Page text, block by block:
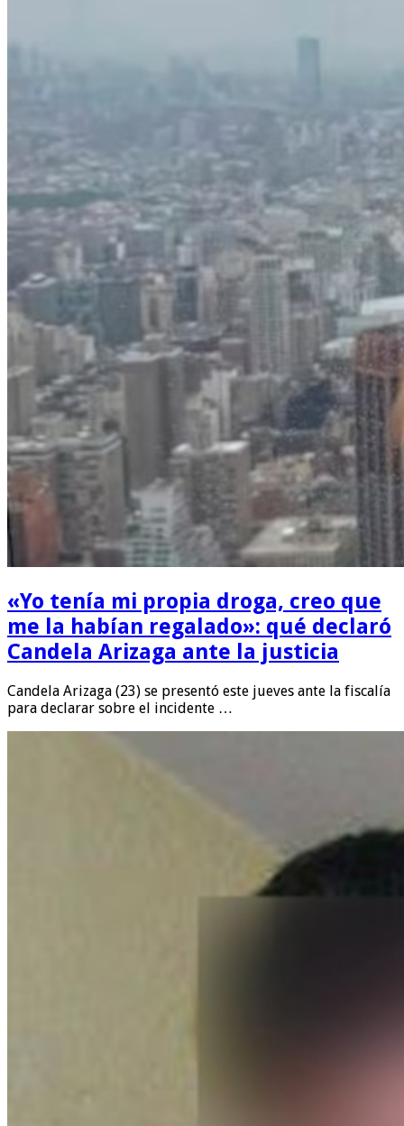
«Yo tenía mi propia droga, creo que
me la habían regalado»: qué declaró
Candela Arizaga ante la justicia
Candela Arizaga (23) se presentó este jueves ante la fiscalía
para declarar sobre el incidente …